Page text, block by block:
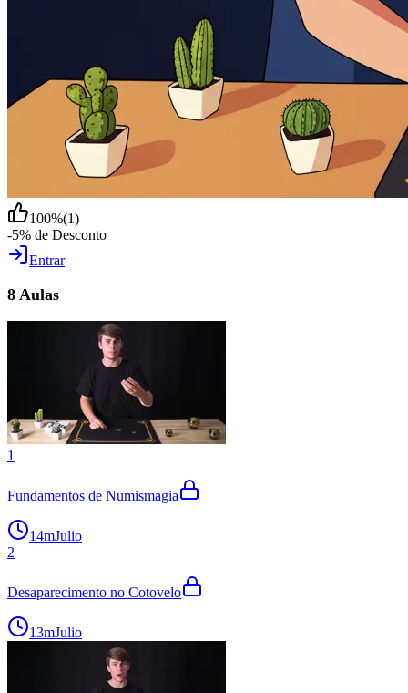
100%(1)
-5% de Desconto
Entrar
8 Aulas
1
Fundamentos de Numismagia
14mJulio
2
Desaparecimento no Cotovelo
13mJulio